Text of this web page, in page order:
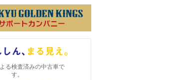
る検査済みの中古車で
す。